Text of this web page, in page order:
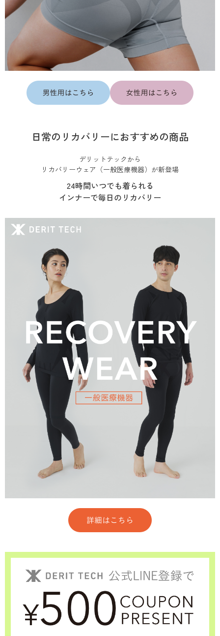
日常のリカバリーにおすすめの商品
デリットテックから
リカバリーウェア（一般医療機器）が新登場
24時間いつでも着られる
インナーで毎日のリカバリー